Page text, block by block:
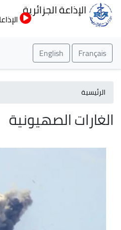
إلى
الإذاعة الجزائرية
الإذاعات
Français
English
الرئيسية
الغارات الصهيونية